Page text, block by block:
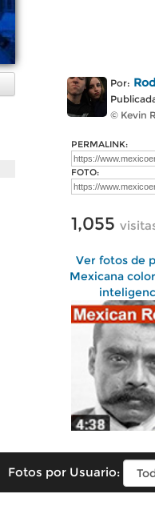
Por:
© Kevin
PERMALINK:
FOTO:
1,055
Ver fotos de
Mexicana
Fotos por Usuario: